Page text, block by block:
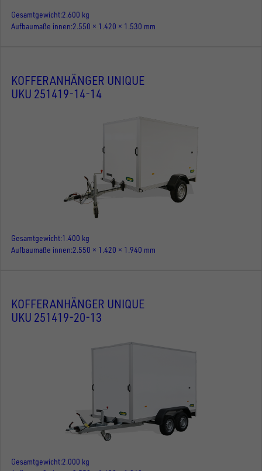
Gesamtgewicht 2.600 kg
Aufbaumaße innen 2.550 × 1.420 × 1.530 mm
KOFFERANHÄNGER UNIQUE
UKU 251419-14-14
Gesamtgewicht 1.400 kg
Aufbaumaße innen 2.550 × 1.420 × 1.940 mm
KOFFERANHÄNGER UNIQUE
UKU 251419-20-13
Gesamtgewicht 2.000 kg